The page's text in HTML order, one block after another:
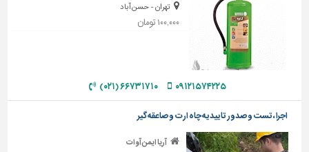
سازه
تهران - حسن آباد
۱۰۰,۰۰۰ تومان
۰۹۱۲۱۵۷۴۲۲۵ ۶۶۷۳۱۷۱۰ (۰۲۱)
اجرا ، تست و صدور تاییدیه چاه ارت و صاعقه گیر
آریا ایمن آوات